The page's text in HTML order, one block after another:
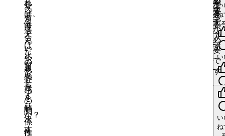
れ
ば、
例
え
ば
水
質
懸
念
を
解
決
す
以
外
の
調
整
池
で
も
街
全
体
で
そ
愛
着
度
合
い
や
親
近
感
の
関
係
性
ス
レ
ッ
ド
に
返
信
が
あ
り
ま
す
ド
ッ
ド
に
返
信
が
あ
り
ま
す
ド
ス
レ
ッ
ド
に
返
信
が
あ
り
ま
レ
ッ
ド
に
返
信
が
あ
り
ま
す
ス
レ
ッ
ド
ス
レ
ッ
ド
更
ス
レ
ッ
ド
更
ス
レ
ッ
ド
い
ね
更
ス
レ
ッ
ド
で
す
2
件
更
要
で
す
2
件
ス
を
選
ん
だ
の
で
し
ょ
う
か？
作
要
で
す
い
ス
す
い
ね
更
ス
レ
が
必
要
で
す
2
い
イ
ン
が
必
要
で
す
い
ね